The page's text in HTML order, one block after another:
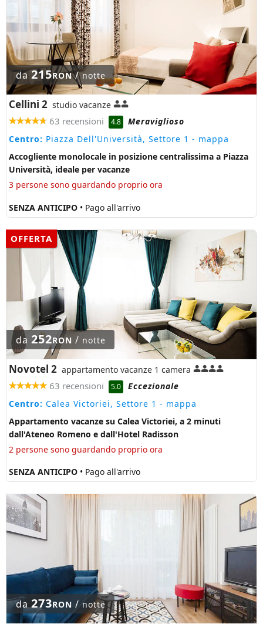
da 215RON/notte
Cellini 2 studio vacanze
63 recensioni 4.8
Meraviglioso
Centro: Piazza Dell'Università, Settore 1 - mappa
Accogliente monolocale in posizione centralissima a Piazza
Università, ideale per vacanze
3 persone sono guardando proprio ora
SENZA ANTICIPO • Pago all'arrivo
OFFERTA
da 252RON / notte
Novotel 2 appartamento vacanze 1 camera
63 recensioni 5.0
Eccezionale
Centro: Calea Victoriei, Settore 1 - mappa
Appartamento vacanze su Calea Victoriei, a 2 minuti
dall'Ateneo Romeno e dall'Hotel Radisson
2 persone sono guardando proprio ora
SENZA ANTICIPO • Pago all'arrivo
da273RON / notte